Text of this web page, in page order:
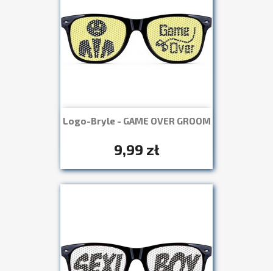
Logo-Bryle - GAME OVER GROOM
9,99 zł
Szybki podgląd